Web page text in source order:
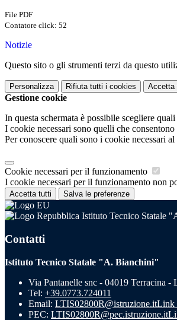
File PDF
Contatore click: 52
Notizie
Questo sito o gli strumenti terzi da questo
Personalizza Rifiuta tutti i cookies Accetta
Gestione cookie
In questa schermata è possibile scegliere
I cookie necessari sono quelli che
Per conoscere quali sono i cookie necessari
Cookie necessari per il funzionamento
I cookie necessari per il funzionamento non
Accetta tutti Salva le preferenze
Istituto Tecnico Statale
Contatti
Istituto Tecnico Statale "A. Bianchini"
Via Pantanelle snc - 04019 Terracina -
Tel: +39.0773.724011
Email: LTIS02800R@istruzione.itLink
PEC: LTIS02800R@pec.istruzione.it